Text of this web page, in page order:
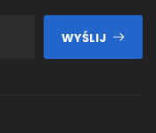
WYŚLIJ